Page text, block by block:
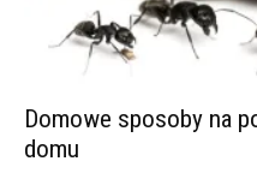
Domowe sposoby na
domu